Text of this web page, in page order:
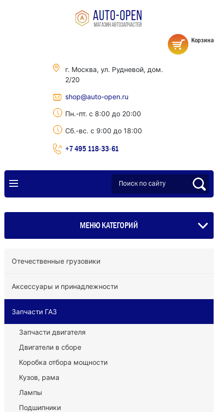
г. Москва, ул. Рудневой, дом.
2/20
shop@auto-open.ru
Пн.-пт. с 8:00 до 20:00
Сб.-вс. с 9:00 до 18:00
+7 495 118-33-61
Корзина
МЕНЮ КАТЕГОРИЙ
Отечественные грузовики
Аксессуары и принадлежности
Запчасти ГАЗ
Запчасти двигателя
Двигатели в сборе
Коробка отбора мощности
Кузов, рама
Лампы
Подшипники